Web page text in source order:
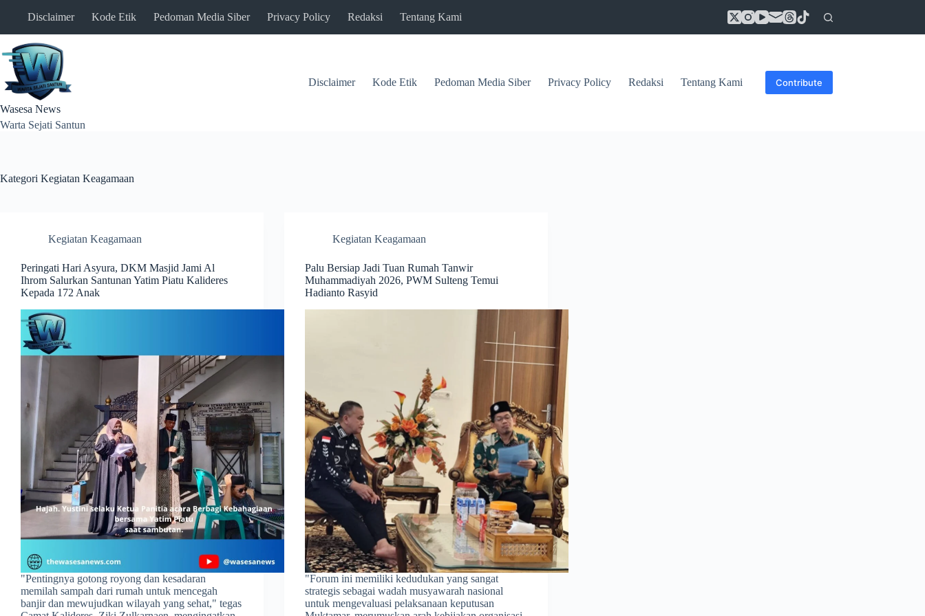
Disclaimer Kode Etik Pedoman Media Siber Privacy Policy Redaksi Tentang Kami
Wasesa News
Warta Sejati Santun
Disclaimer Kode Etik Pedoman Media Siber Privacy Policy Redaksi Tentang Kami Contribute
Kategori Kegiatan Keagamaan
Kegiatan Keagamaan
Peringati Hari Asyura, DKM Masjid Jami Al
Ihrom Salurkan Santunan Yatim Piatu Kalideres
Kepada 172 Anak
​"Pentingnya gotong royong dan kesadaran
memilah sampah dari rumah untuk mencegah
banjir dan mewujudkan wilayah yang sehat," tegas
Kegiatan Keagamaan
Palu Bersiap Jadi Tuan Rumah Tanwir
Muhammadiyah 2026, PWM Sulteng Temui
Hadianto Rasyid
​"Forum ini memiliki kedudukan yang sangat
strategis sebagai wadah musyawarah nasional
untuk mengevaluasi pelaksanaan keputusan